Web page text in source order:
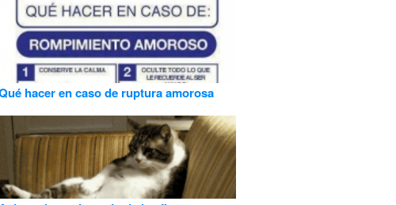
hacer en caso de ruptura amorosa